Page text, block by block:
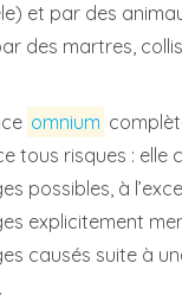
et par des
des martres,
omnium
tous risques : elle
possibles, à
explicitement
causés suite à